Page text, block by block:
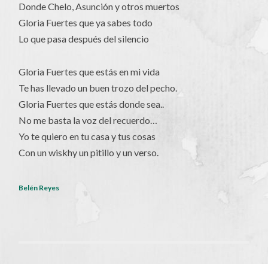
Donde Chelo, Asunción y otros muertos
Gloria Fuertes que ya sabes todo
Lo que pasa después del silencio
Gloria Fuertes que estás en mi vida
Te has llevado un buen trozo del pecho.
Gloria Fuertes que estás donde sea..
No me basta la voz del recuerdo…
Yo te quiero en tu casa y tus cosas
Con un wiskhy un pitillo y un verso.
Belén Reyes